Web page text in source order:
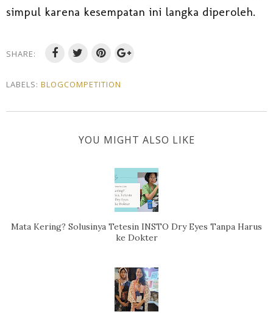
simpul karena kesempatan ini langka diperoleh.
SHARE:
LABELS: BLOGCOMPETITION
YOU MIGHT ALSO LIKE
Mata Kering? Solusinya Tetesin INSTO Dry Eyes Tanpa Harus
ke Dokter